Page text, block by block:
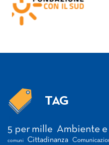
TAG
5 per mille Ambiente
comuni Cittadinanza